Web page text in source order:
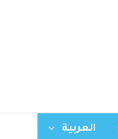
العربية